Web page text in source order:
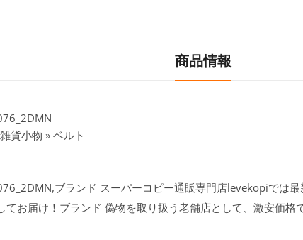
商品情報
貨小物 » ベルト
ブランド スーパーコピー通販専門店levekopiでは
お届け！ブランド 偽物を取り扱う老舗店として、激安価格